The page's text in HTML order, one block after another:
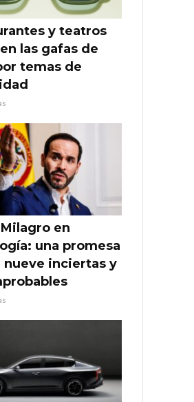
y teatros
las gafas de
temas de
en
una promesa
nueve inciertas y